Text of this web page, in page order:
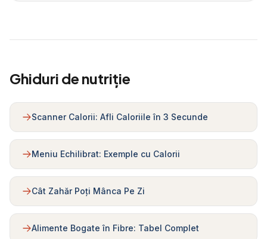
Ghiduri de nutriție
Scanner Calorii: Afli Caloriile în 3 Secunde
Meniu Echilibrat: Exemple cu Calorii
Cât Zahăr Poți Mânca Pe Zi
Alimente Bogate în Fibre: Tabel Complet